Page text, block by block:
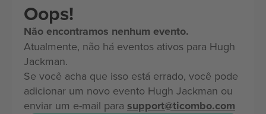
Oops!
Não encontramos nenhum evento.
Atualmente, não há eventos ativos para Hugh
Jackman.
Se você acha que isso está errado, você pode
adicionar um novo evento Hugh Jackman ou
enviar um e-mail para support@ticombo.com